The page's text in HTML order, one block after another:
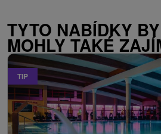
TYTO NABÍDKY
MOHLY TAKÉ
TIP